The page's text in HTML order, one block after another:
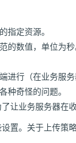
指定资源。
的数值，单位为秒
进行（在业务服
种奇怪的问题。
让业务服务器在
置。关于上传策